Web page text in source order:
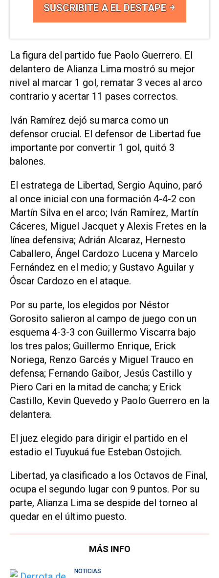
SUSCRIBITE A EL DESTAPE
La figura del partido fue Paolo Guerrero. El
delantero de Alianza Lima mostró su mejor
nivel al marcar 1 gol, rematar 3 veces al arco
contrario y acertar 11 pases correctos.
Iván Ramírez dejó su marca como un
defensor crucial. El defensor de Libertad fue
importante por convertir 1 gol, quitó 3
balones.
El estratega de Libertad, Sergio Aquino, paró
al once inicial con una formación 4-4-2 con
Martí­n Silva en el arco; Iván Ramírez, Martín
Cáceres, Miguel Jacquet y Alexis Fretes en la
línea defensiva; Adrián Alcaraz, Hernesto
Caballero, Ángel Cardozo Lucena y Marcelo
Fernández en el medio; y Gustavo Aguilar y
Óscar Cardozo en el ataque.
Por su parte, los elegidos por Néstor
Gorosito salieron al campo de juego con un
esquema 4-3-3 con Guillermo Viscarra bajo
los tres palos; Guillermo Enrique, Erick
Noriega, Renzo Garcés y Miguel Trauco en
defensa; Fernando Gaibor, Jesús Castillo y
Piero Cari en la mitad de cancha; y Erick
Castillo, Kevin Quevedo y Paolo Guerrero en la
delantera.
El juez elegido para dirigir el partido en el
estadio el Tuyukuá fue Esteban Ostojich.
Libertad, ya clasificado a los Octavos de Final,
ocupa el segundo lugar con 9 puntos. Por su
parte, Alianza Lima se despide del torneo al
quedar en el último puesto.
MÁS INFO
NOTICIAS